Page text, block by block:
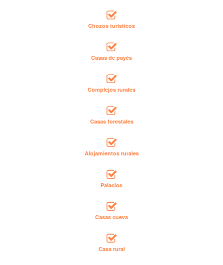
Chozos turísticos
Casas de payés
Complejos rurales
Casas forestales
Alojamientos rurales
Palacios
Casas cueva
Casa rural